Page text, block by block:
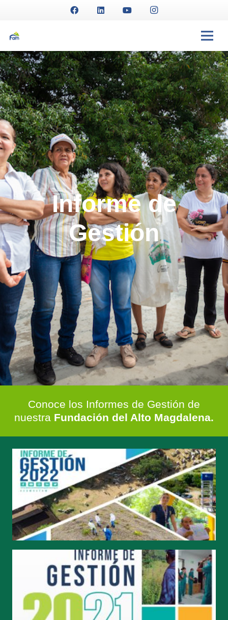
Informe de
Gestión
Conoce los Informes de Gestión de
nuestra Fundación del Alto Magdalena.
#SOMOSFAM 2022
#SOMOSFAM 2021